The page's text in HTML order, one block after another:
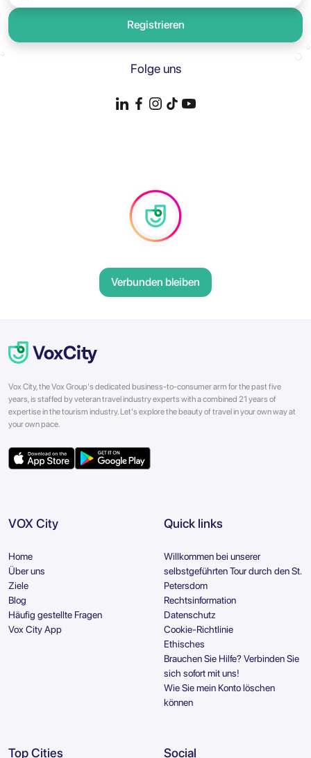
Registrieren
Folge uns
Verbunden bleiben
Vox City, the Vox Group's dedicated business-to-consumer arm for the past five
years, is staffed by veteran travel industry experts with a combined 21 years of
expertise in the tourism industry. Let's explore the beauty of travel in your own way at
your own pace.
VOX City
Home
Über uns
Ziele
Blog
Häufig gestellte Fragen
Vox City App
Quick links
Willkommen bei unserer
selbstgeführten Tour durch den St.
Petersdom
Rechtsinformation
Datenschutz
Cookie-Richtlinie
Ethisches
Brauchen Sie Hilfe? Verbinden Sie
sich sofort mit uns!
Wie Sie mein Konto löschen
können
Top Cities Social